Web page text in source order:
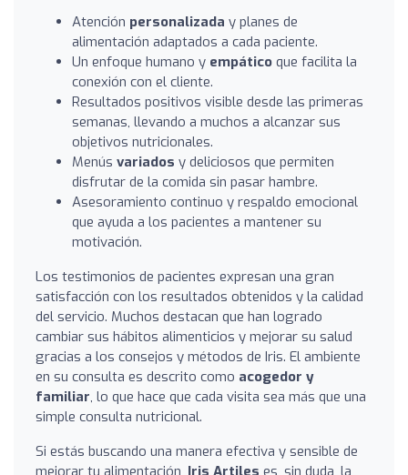
Atención personalizada y planes de
alimentación adaptados a cada paciente.
Un enfoque humano y empático que facilita la
conexión con el cliente.
Resultados positivos visible desde las primeras
semanas, llevando a muchos a alcanzar sus
objetivos nutricionales.
Menús variados y deliciosos que permiten
disfrutar de la comida sin pasar hambre.
Asesoramiento continuo y respaldo emocional
que ayuda a los pacientes a mantener su
motivación.
Los testimonios de pacientes expresan una gran
satisfacción con los resultados obtenidos y la calidad
del servicio. Muchos destacan que han logrado
cambiar sus hábitos alimenticios y mejorar su salud
gracias a los consejos y métodos de Iris. El ambiente
en su consulta es descrito como acogedor y
familiar, lo que hace que cada visita sea más que una
simple consulta nutricional.
Si estás buscando una manera efectiva y sensible de
mejorar tu alimentación, Iris Artiles es, sin duda, la